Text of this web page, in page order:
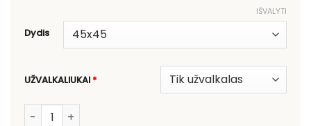
Dydis
IŠVALYTI
UŽVALKALIUKAI*
produkto kiekis: Dvipusis pagalvės užvalkalas